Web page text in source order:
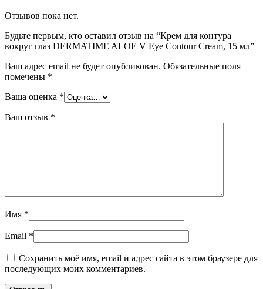
Отзывов пока нет.
Будьте первым, кто оставил отзыв на “Крем для контура
вокруг глаз DERMATIME ALOE V Eye Contour Cream, 15 мл”
Ваш адрес email не будет опубликован. Обязательные поля
помечены *
Ваша оценка *
Ваш отзыв *
Имя *
Email *
Сохранить моё имя, email и адрес сайта в этом браузере для
последующих моих комментариев.